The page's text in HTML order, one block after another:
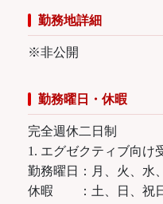
勤務地詳細
※非公開
勤務曜日・休暇
完全週休二日制
1. エグゼクティブ向け
勤務曜日：月、火、水
休暇 ：土、日、祝